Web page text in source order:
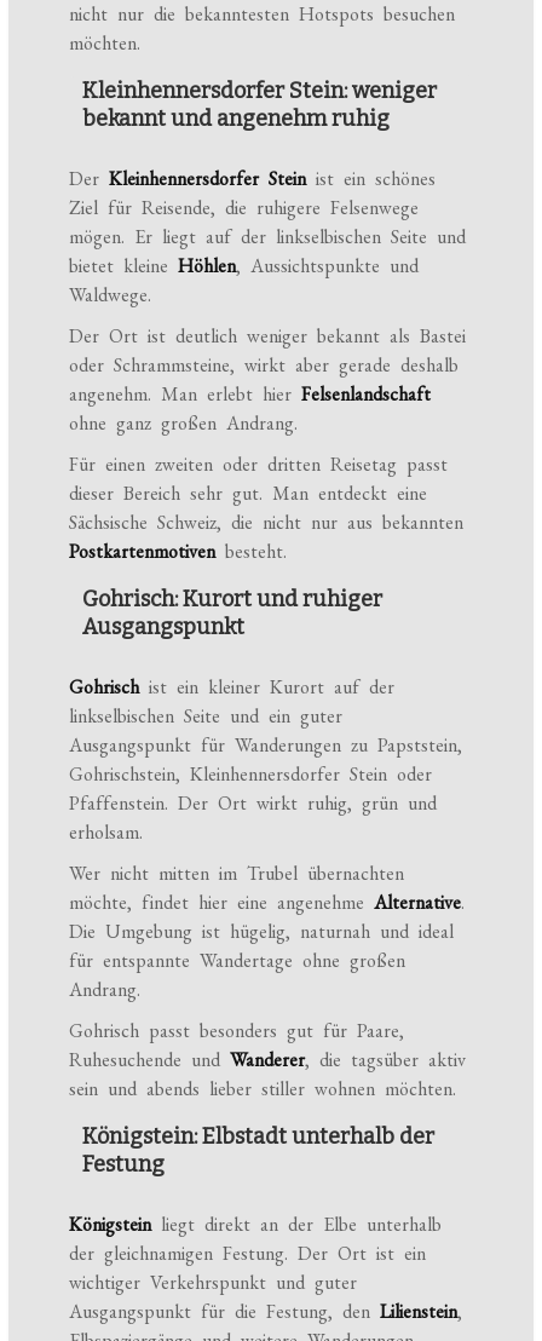
nicht nur die bekanntesten Hotspots besuchen
möchten.
Kleinhennersdorfer Stein: weniger
bekannt und angenehm ruhig
DerKleinhennersdorfer Steinist ein schönes
Ziel für Reisende, die ruhigere Felsenwege
mögen. Er liegt auf der linkselbischen Seite und
bietet kleineHöhlen, Aussichtspunkte und
Waldwege.
Der Ort ist deutlich weniger bekannt als Bastei
oder Schrammsteine, wirkt aber gerade deshalb
angenehm. Man erlebt hierFelsenlandschaft
ohne ganz großen Andrang.
Für einen zweiten oder dritten Reisetag passt
dieser Bereich sehr gut. Man entdeckt eine
Sächsische Schweiz, die nicht nur aus bekannten
Postkartenmotivenbesteht.
Gohrisch: Kurort und ruhiger
Ausgangspunkt
Gohrischist ein kleiner Kurort auf der
linkselbischen Seite und ein guter
Ausgangspunkt für Wanderungen zu Papststein,
Gohrischstein, Kleinhennersdorfer Stein oder
Pfaffenstein. Der Ort wirkt ruhig, grün und
erholsam.
Wer nicht mitten im Trubel übernachten
möchte, findet hier eine angenehmeAlternative.
Die Umgebung ist hügelig, naturnah und ideal
für entspannte Wandertage ohne großen
Andrang.
Gohrisch passt besonders gut für Paare,
Ruhesuchende undWanderer, die tagsüber aktiv
sein und abends lieber stiller wohnen möchten.
Königstein: Elbstadt unterhalb der
Festung
Königsteinliegt direkt an der Elbe unterhalb
der gleichnamigen Festung. Der Ort ist ein
wichtiger Verkehrspunkt und guter
Ausgangspunkt für die Festung, denLilienstein,